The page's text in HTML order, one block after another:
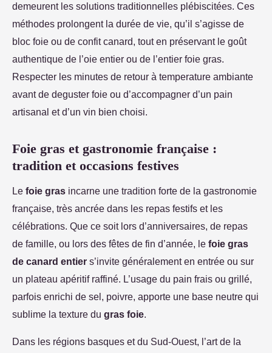
demeurent les solutions traditionnelles plébiscitées. Ces
méthodes prolongent la durée de vie, qu’il s’agisse de
bloc foie ou de confit canard, tout en préservant le goût
authentique de l’oie entier ou de l’entier foie gras.
Respecter les minutes de retour à temperature ambiante
avant de deguster foie ou d’accompagner d’un pain
artisanal et d’un vin bien choisi.
Foie gras et gastronomie française :
tradition et occasions festives
Le foie gras incarne une tradition forte de la gastronomie
française, très ancrée dans les repas festifs et les
célébrations. Que ce soit lors d’anniversaires, de repas
de famille, ou lors des fêtes de fin d’année, le foie gras
de canard entier s’invite généralement en entrée ou sur
un plateau apéritif raffiné. L’usage du pain frais ou grillé,
parfois enrichi de sel, poivre, apporte une base neutre qui
sublime la texture du gras foie.
Dans les régions basques et du Sud-Ouest, l’art de la